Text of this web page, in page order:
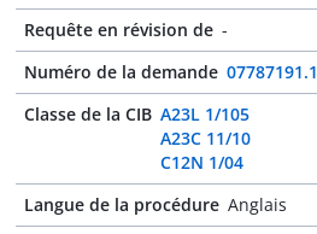
Requête en révision de -
Numéro de la demande 07787191.1
Classe de la CIB A23L 1/105
A23C 11/10
C12N 1/04
Langue de la procédure Anglais